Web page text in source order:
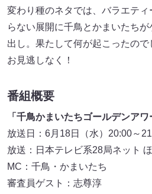
変わり種のネタでは、バラエテ
らない展開に千鳥とかまいたち
出し。果たして何が起こったの
お見逃しなく！
番組概要
「千鳥かまいたちゴールデンアワ
放送日：6月18日（水）20:00～
放送：日本テレビ系28局ネット
MC：千鳥・かまいたち
審査員ゲスト：志尊淳